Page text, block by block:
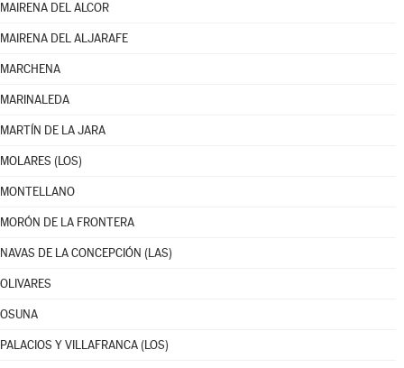
MAIRENA DEL ALCOR
MAIRENA DEL ALJARAFE
MARCHENA
MARINALEDA
MARTÍN DE LA JARA
MOLARES (LOS)
MONTELLANO
MORÓN DE LA FRONTERA
NAVAS DE LA CONCEPCIÓN (LAS)
OLIVARES
OSUNA
PALACIOS Y VILLAFRANCA (LOS)